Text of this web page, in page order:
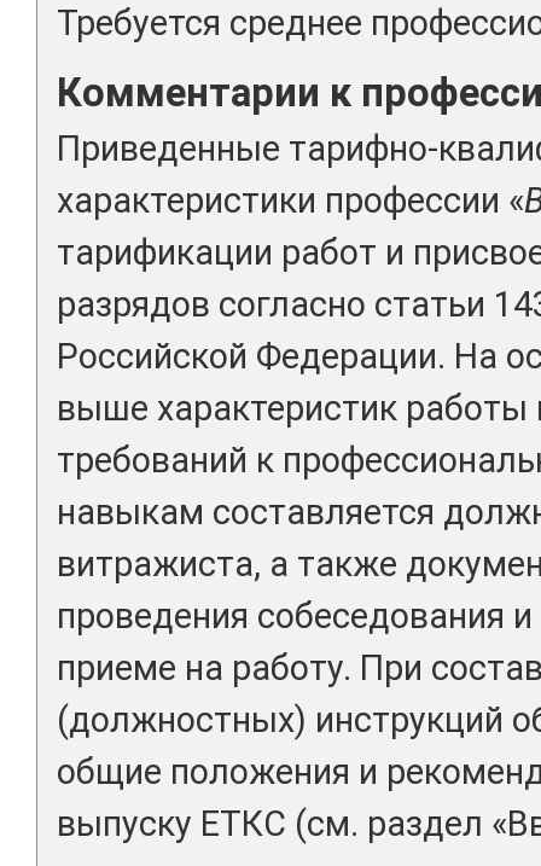
Требуется среднее
Комментарии к
Приведенные тарифно-
характеристики профессии «
тарификации работ и
разрядов согласно статьи
Российской Федерации. На
выше характеристик
требований к
навыкам составляется
витражиста, а также
проведения собеседования
приеме на работу. При
(должностных) инструкций
общие положения и
выпуску ЕТКС (см. раздел